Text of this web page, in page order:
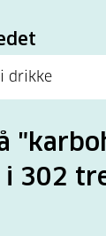
i 302